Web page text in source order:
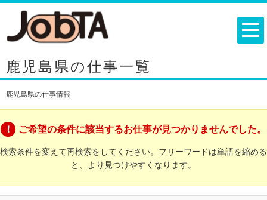
鹿児島県の仕事一覧
鹿児島県の仕事情報
ご希望の条件に該当するお仕事が見つかりませんでした。
検索条件を変えて再検索をしてください。フリーワードは単語を縮める
と、より見つけやすくなります。